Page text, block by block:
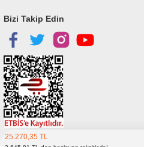
25.270,35 TL
Bizi Takip Edin
Copyright © 2023